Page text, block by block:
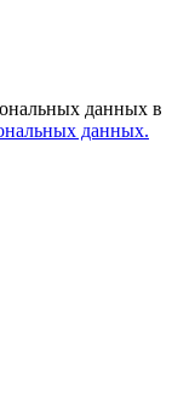
данных в
данных.